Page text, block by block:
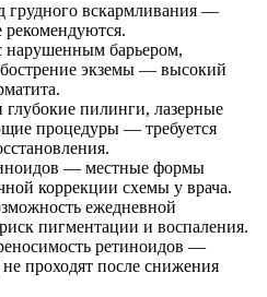
грудного вскармливания —
нарушенным барьером,
экземы — высокий
пилинги, лазерные
процедуры — требуется
— местные формы
коррекции схемы у врача.
ежедневной
пигментации и воспаления.
ретиноидов —
проходят после снижения